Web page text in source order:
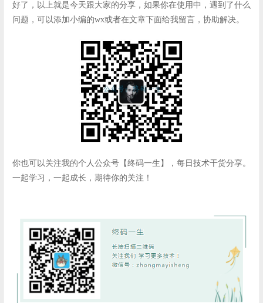
好了，以上就是今天跟大家的分享，如果你在使用中，遇到了什么
问题，可以添加小编的wx或者在文章下面给我留言，协助解决。
你也可以关注我的个人公众号【终码一生】，每日技术干货分享。
一起学习，一起成长，期待你的关注！